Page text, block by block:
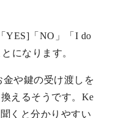
YES]「NO」「I do
になります。
や鍵の受け渡しを
えるそうです。Ke
くと分かりやすい